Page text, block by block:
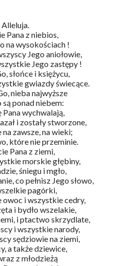
Alleluja.
Pana z niebios,
na wysokościach !
Jego aniołowie,
Jego zastępy !
słońce i księżycu,
gwiazdy świecące.
nieba najwyższe
są ponad niebem:
Pana wychwalają,
i zostały stworzone,
zawsze, na wieki;
które nie przeminie.
Pana z ziemi,
morskie głębiny,
śniegu i mgło,
co pełnisz Jego słowo,
pagórki,
i wszystkie cedry,
i bydło wszelakie,
i ptactwo skrzydlate,
i wszystkie narody,
sędziowie na ziemi,
a także dziewice,
z młodzieżą